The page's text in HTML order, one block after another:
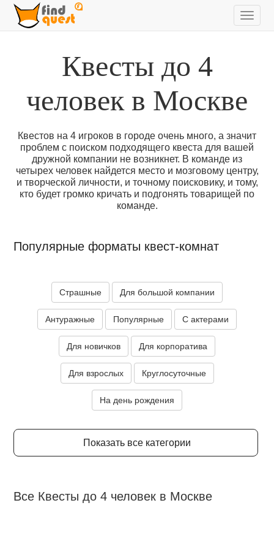
Квесты до 4
человек в Москве
Квестов на 4 игроков в городе очень много, а значит
проблем с поиском подходящего квеста для вашей
дружной компании не возникнет. В команде из
четырех человек найдется место и мозговому центру,
и творческой личности, и точному поисковику, и тому,
кто будет громко кричать и подгонять товарищей по
команде.
Популярные форматы квест-комнат
Страшные Для большой компании
Антуражные Популярные С актерами
Для новичков Для корпоратива
Для взрослых Круглосуточные
На день рождения
Показать все категории
Все Квесты до 4 человек в Москве